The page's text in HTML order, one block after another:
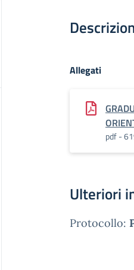
Allegati
pdf -
Ulteriori
Protocollo: